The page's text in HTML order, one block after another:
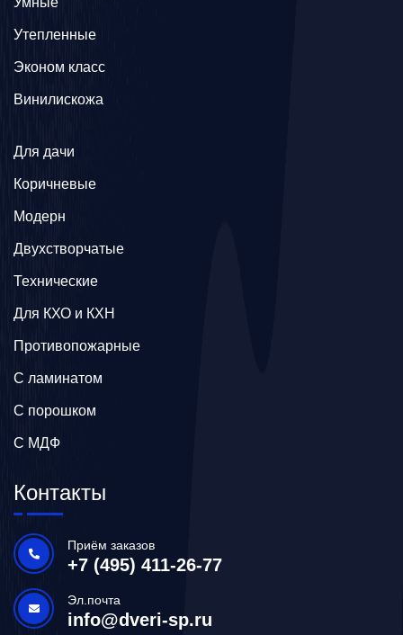
Утепленные
Эконом класс
Винилискожа
Для дачи
Коричневые
Модерн
Двухстворчатые
Технические
Для КХО и КХН
Противопожарные
С ламинатом
С порошком
С МДФ
Контакты
Приём заказов
+7 (495) 411-26-77
Эл.почта
info@dveri-sp.ru